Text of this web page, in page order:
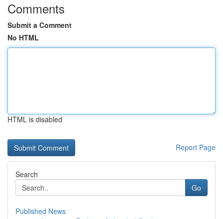
Comments
Submit a Comment
No HTML
HTML is disabled
Report Page
Search
Go
Published News